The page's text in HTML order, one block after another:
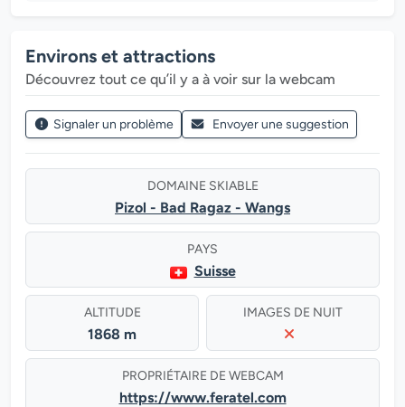
Environs et attractions
Découvrez tout ce qu’il y a à voir sur la webcam
Signaler un problème Envoyer une suggestion
DOMAINE SKIABLE
Pizol - Bad Ragaz - Wangs
PAYS
Suisse
ALTITUDE
1868 m
IMAGES DE NUIT
PROPRIÉTAIRE DE WEBCAM
https://www.feratel.com